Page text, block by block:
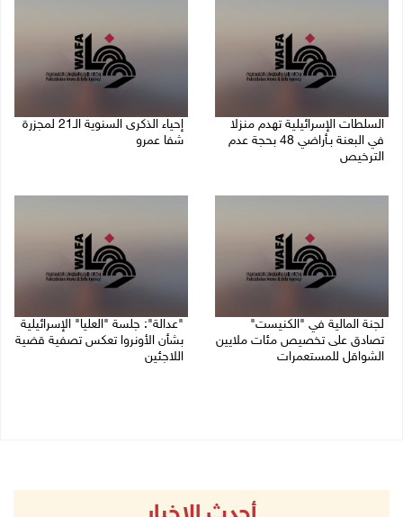
السلطات الإسرائيلية تهدم منزلا
في البعنة بـأراضي 48 بحجة عدم
الترخيص
إحياء الذكرى السنوية الـ21 لمجزرة
شفا عمرو
لجنة المالية في "الكنيست"
تصادق على تخصيص مئات ملايين
الشواقل للمستعمرات
"عدالة": جلسة "العليا" الإسرائيلية
بشأن الأونروا تعكس تصفية قضية
اللاجئين